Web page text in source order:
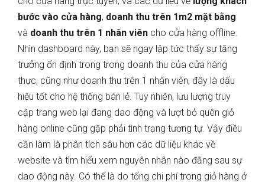
bước vào cửa hàng, doanh thu trên 1m2 mặt bằng
và doanh thu trên 1 nhân viên cho cửa hàng offline.
Nhìn dashboard này, bạn sẽ ngay lập tức thấy sự tăng
trưởng ổn định trong trong doanh thu của cửa hàng
thực, cũng như doanh thu trên 1 nhân viên, đây là dấu
hiệu tốt cho hệ thống bán lẻ. Tuy nhiên, lưu lượng truy
cập trang web lại đang dao động và lượt bỏ quên giỏ
hàng online cũng gặp phải tình trạng tương tự. Vậy điều
cần làm là phân tích sâu hơn các dữ liệu khác về
website và tìm hiểu xem nguyên nhân nào đằng sau sự
dao động này. Có thể là do tổng chi phí trong giỏ hàng ở